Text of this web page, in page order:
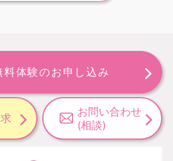
料体験のお申し込み
お問い合わせ
(相談)